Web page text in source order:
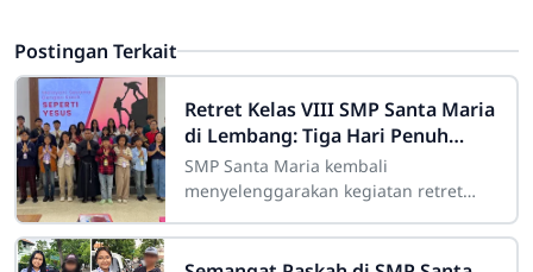
Postingan Terkait
Retret Kelas VIII SMP Santa Maria
di Lembang: Tiga Hari Penuh
Makna, Refleksi, dan
Kebersamaan
SMP Santa Maria kembali
menyelenggarakan kegiatan retret
berlangsung pada Rabu hingga Jumat,
15–17 April 2026. Bertempat di